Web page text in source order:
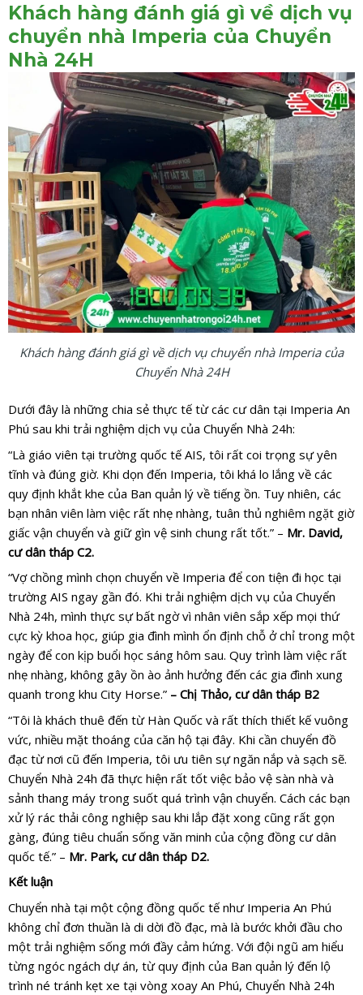
Khách hàng đánh giá gì về dịch vụ
chuyển nhà Imperia của Chuyển
Nhà 24H
Khách hàng đánh giá gì về dịch vụ chuyển nhà Imperia của
Chuyển Nhà 24H
Dưới đây là những chia sẻ thực tế từ các cư dân tại Imperia An
Phú sau khi trải nghiệm dịch vụ của Chuyển Nhà 24h:
“Là giáo viên tại trường quốc tế AIS, tôi rất coi trọng sự yên
tĩnh và đúng giờ. Khi dọn đến Imperia, tôi khá lo lắng về các
quy định khắt khe của Ban quản lý về tiếng ồn. Tuy nhiên, các
bạn nhân viên làm việc rất nhẹ nhàng, tuân thủ nghiêm ngặt giờ
giấc vận chuyển và giữ gìn vệ sinh chung rất tốt.” – Mr. David,
cư dân tháp C2.
“Vợ chồng mình chọn chuyển về Imperia để con tiện đi học tại
trường AIS ngay gần đó. Khi trải nghiệm dịch vụ của Chuyển
Nhà 24h, mình thực sự bất ngờ vì nhân viên sắp xếp mọi thứ
cực kỳ khoa học, giúp gia đình mình ổn định chỗ ở chỉ trong một
ngày để con kịp buổi học sáng hôm sau. Quy trình làm việc rất
nhẹ nhàng, không gây ồn ào ảnh hưởng đến các gia đình xung
quanh trong khu City Horse.” – Chị Thảo, cư dân tháp B2
“Tôi là khách thuê đến từ Hàn Quốc và rất thích thiết kế vuông
vức, nhiều mặt thoáng của căn hộ tại đây. Khi cần chuyển đồ
đạc từ nơi cũ đến Imperia, tôi ưu tiên sự ngăn nắp và sạch sẽ.
Chuyển Nhà 24h đã thực hiện rất tốt việc bảo vệ sàn nhà và
sảnh thang máy trong suốt quá trình vận chuyển. Cách các bạn
xử lý rác thải công nghiệp sau khi lắp đặt xong cũng rất gọn
gàng, đúng tiêu chuẩn sống văn minh của cộng đồng cư dân
quốc tế.” – Mr. Park, cư dân tháp D2.
Kết luận
Chuyển nhà tại một cộng đồng quốc tế như Imperia An Phú
không chỉ đơn thuần là di dời đồ đạc, mà là bước khởi đầu cho
một trải nghiệm sống mới đầy cảm hứng. Với đội ngũ am hiểu
từng ngóc ngách dự án, từ quy định của Ban quản lý đến lộ
trình né tránh kẹt xe tại vòng xoay An Phú, Chuyển Nhà 24h